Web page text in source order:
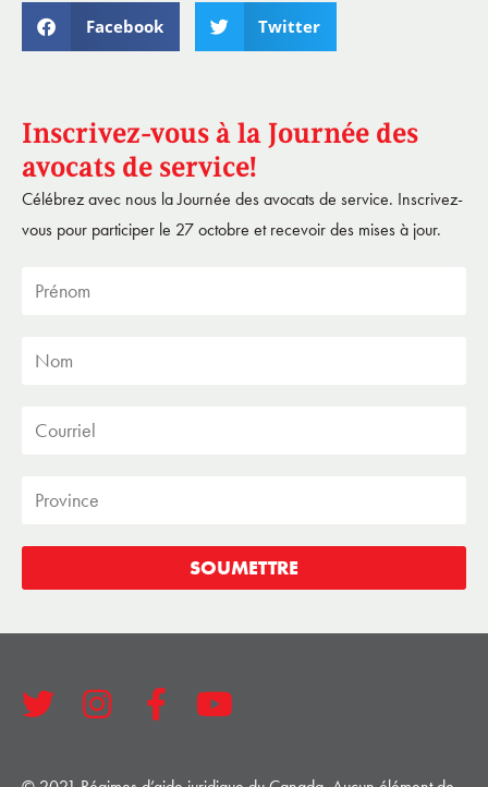
Facebook Twitter
Inscrivez-vous à la Journée des
avocats de service!
Célébrez avec nous la Journée des avocats de service. Inscrivez-
vous pour participer le 27 octobre et recevoir des mises à jour.
SOUMETTRE